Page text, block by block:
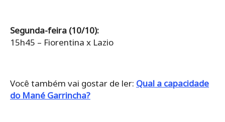
Segunda-feira (10/10):
15h45 – Fiorentina x Lazio
Você também vai gostar de ler: Qual a capacidade
do Mané Garrincha?